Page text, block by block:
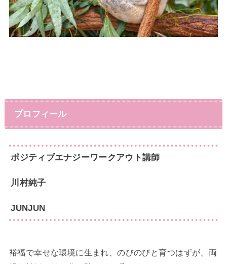
プロフィール
ポジティブエナジーワークアウト講師
川村純子
​JUNJUN
裕福で幸せな環境に生まれ、のびのびと育つはずが、両